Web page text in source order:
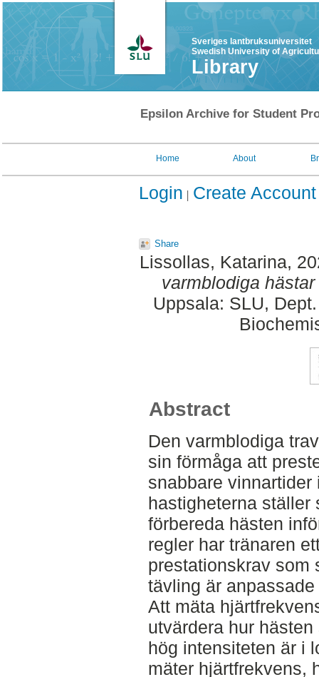
Sveriges lantbruksuniversitet
Swedish University of
Library
Epsilon Archive for Student
Home About
Login Create Account
Share
Lissollas, Katarina,
varmblodiga
Uppsala: SLU,
Abstract
Den varmblodiga
sin förmåga att
snabbare
hastigheterna ställer
förbereda hästen
regler har tränaren
prestationskrav som
tävling är
Att mäta
utvärdera hur
hög intensiteten är i
mäter hjärtfrekvens,